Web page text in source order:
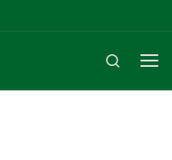
Search